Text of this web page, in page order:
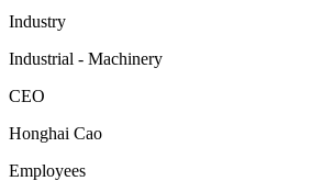
Industry
Industrial - Machinery
CEO
Honghai Cao
Employees